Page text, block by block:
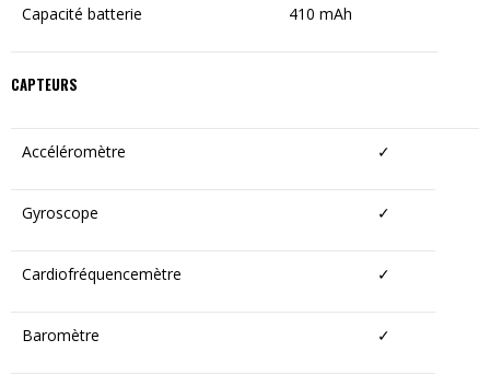
Capacité batterie 410 mAh
CAPTEURS
Accéléromètre ✓
Gyroscope ✓
Cardiofréquencemètre ✓
Baromètre ✓